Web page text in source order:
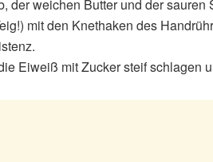
der weichen Butter und der
mit den Knethaken des
Eiweiß mit Zucker steif schlagen